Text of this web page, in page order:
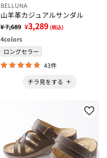
BELLUNA
山羊革カジュアルサンダル
¥ 7,689 ¥3,289 (税込)
4colors
ロングセラー
43件
チラ見をする